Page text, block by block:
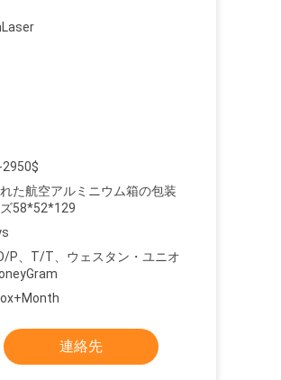
た航空アルミニウム箱の包装
58*52*129
P、T/T、ウェスタン・ユニオ
連絡先